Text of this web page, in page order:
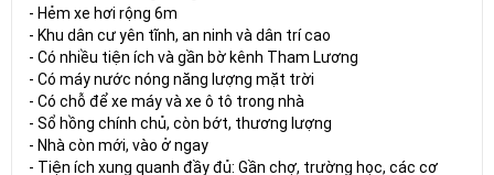
- Hẻm xe hơi rộng 6m
- Khu dân cư yên tĩnh, an ninh và dân trí cao
- Có nhiều tiện ích và gần bờ kênh Tham Lương
- Có máy nước nóng năng lượng mặt trời
- Có chỗ để xe máy và xe ô tô trong nhà
- Sổ hồng chính chủ, còn bớt, thương lượng
- Nhà còn mới, vào ở ngay
- Tiện ích xung quanh đầy đủ: Gần chợ, trường học, các cơ